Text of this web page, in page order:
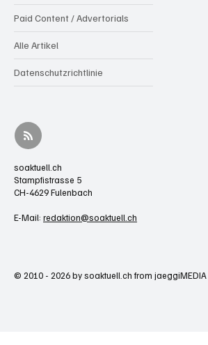
Paid Content / Advertorials
Alle Artikel
Datenschutzrichtlinie
soaktuell.ch
Stampfistrasse 5
CH-4629 Fulenbach
E-Mail: redaktion@soaktuell.ch
© 2010 - 2026 by soaktuell.ch from jaeggiMEDIA